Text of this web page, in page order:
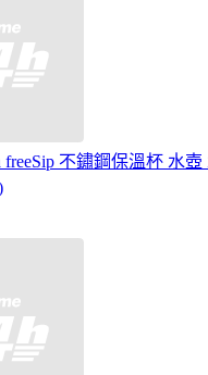
freeSip 不鏽鋼保溫杯 水壺